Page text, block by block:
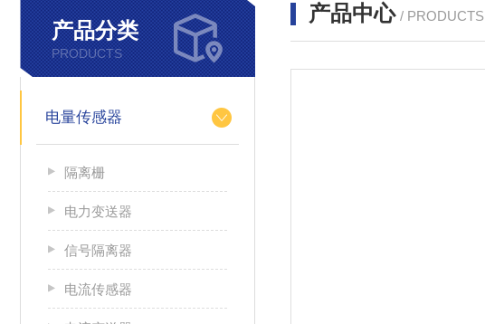
产品分类
PRODUCTS
电量传感器
隔离栅
电力变送器
信号隔离器
电流传感器
产品中心 / PRODUCTS